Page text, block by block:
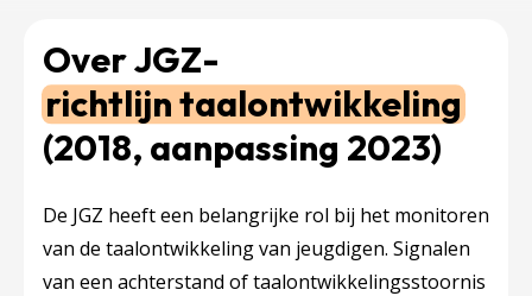
Over JGZ-
richtlijn taalontwikkeling
(2018, aanpassing 2023)
De JGZ heeft een belangrijke rol bij het monitoren
van de taalontwikkeling van jeugdigen. Signalen
van een achterstand of taalontwikkelingsstoornis